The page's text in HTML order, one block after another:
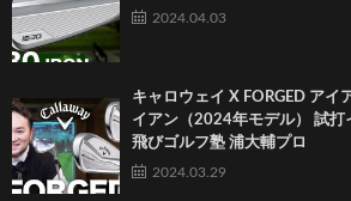
2024.04.03
キャロウェイ X FORGED アイ
イアン（2024年モデル） 試打
飛びゴルフ塾 浦大輔プロ
2024.03.29